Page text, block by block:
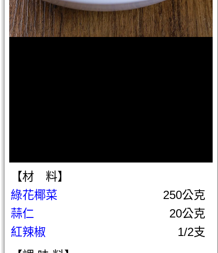
【材 料】
綠花椰菜
250公克
蒜仁
20公克
紅辣椒
1/2支